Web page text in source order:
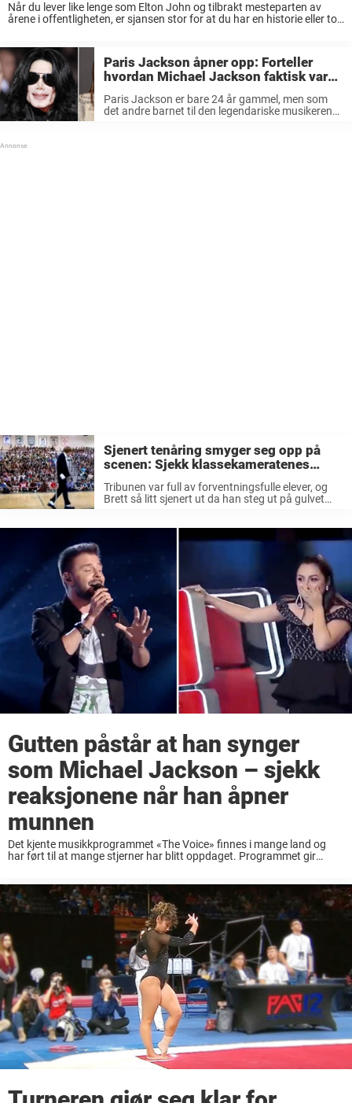
Når du lever like lenge som Elton John og tilbrakt mesteparten av
årene i offentligheten, er sjansen stor for at du har en historie eller to
Paris Jackson åpner opp: Forteller
hvordan Michael Jackson faktisk var
som pappa
Paris Jackson er bare 24 år gammel, men som
det andre barnet til den legendariske musikeren
Sjenert tenåring smyger seg opp på
scenen: Sjekk klassekameratenes
reaksjoner når han begynner å danse
Tribunen var full av forventningsfulle elever, og
Brett så litt sjenert ut da han steg ut på gulvet
Gutten påstår at han synger
som Michael Jackson – sjekk
reaksjonene når han åpner
munnen
Det kjente musikkprogrammet «The Voice» finnes i mange land og
har ført til at mange stjerner har blitt oppdaget. Programmet gir